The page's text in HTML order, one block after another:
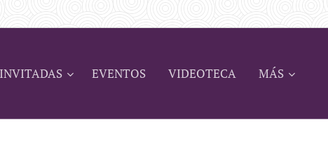
INVITADAS EVENTOS VIDEOTECA MÁS